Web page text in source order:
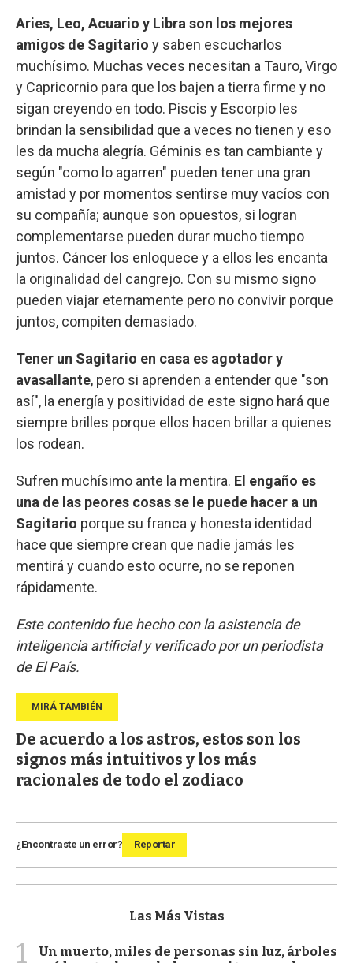
Aries, Leo, Acuario y Libra son los mejores
amigos de Sagitario y saben escucharlos
muchísimo. Muchas veces necesitan a Tauro, Virgo
y Capricornio para que los bajen a tierra firme y no
sigan creyendo en todo. Piscis y Escorpio les
brindan la sensibilidad que a veces no tienen y eso
les da mucha alegría. Géminis es tan cambiante y
según "como lo agarren" pueden tener una gran
amistad y por momentos sentirse muy vacíos con
su compañía; aunque son opuestos, si logran
complementarse pueden durar mucho tiempo
juntos. Cáncer los enloquece y a ellos les encanta
la originalidad del cangrejo. Con su mismo signo
pueden viajar eternamente pero no convivir porque
juntos, compiten demasiado.
Tener un Sagitario en casa es agotador y
avasallante, pero si aprenden a entender que "son
así", la energía y positividad de este signo hará que
siempre brilles porque ellos hacen brillar a quienes
los rodean.
Sufren muchísimo ante la mentira. El engaño es
una de las peores cosas se le puede hacer a un
Sagitario porque su franca y honesta identidad
hace que siempre crean que nadie jamás les
mentirá y cuando esto ocurre, no se reponen
rápidamente.
Este contenido fue hecho con la asistencia de
inteligencia artificial y verificado por un periodista
de El País.
De acuerdo a los astros, estos son los
signos más intuitivos y los más
racionales de todo el zodiaco
¿Encontraste un error? Reportar
Las Más Vistas
1
Un muerto, miles de personas sin luz, árboles